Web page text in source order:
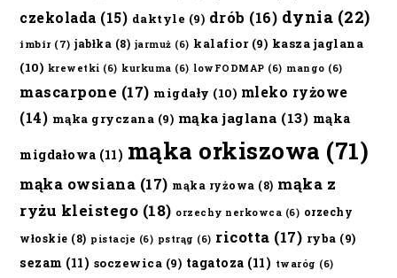
czekolada (15) daktyle (9) drób (16) dynia (22)
imbir (7) jabłka (8) jarmuż (6) kalafior(9) kasza jaglana
(10) krewetki (6) kurkuma (6) lowFODMAP (6) mango (6)
mascarpone (17) migdały (10) mleko ryżowe
(14) mąka gryczana (9) mąka jaglana (13) mąka
migdałowa (11) mąka orkiszowa (71)
mąka owsiana (17) mąka ryżowa (8) mąka z
ryżu kleistego (18) orzechy nerkowca (6) orzechy
włoskie (8) pistacje (6) pstrąg (6) ricotta (17) ryba (9)
sezam (11) soczewica (9) tagatoza (11) twaróg (6)